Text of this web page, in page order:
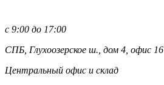
с 9:00 до 17:00
СПБ, Глухоозерское ш., дом 4, офис 16
Центральный офис и склад